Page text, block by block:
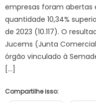
empresas foram abertas
quantidade 10,34%
de 2023 (10.117). O
Jucems (Junta
órgão vinculado à
[…]
Compartilhe isso: